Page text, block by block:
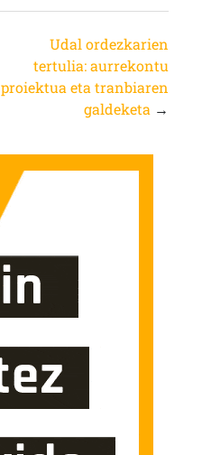
Udal ordezkarien
tertulia: aurrekontu
proiektua eta tranbiaren
galdeketa →